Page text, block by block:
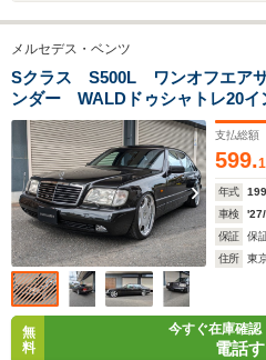
メルセデス・ベンツ
Sクラス S500L ワンオフエア
ンダー WALDドゥシャトレ20
ンクションプロデュースサンル
フマフラー EクラスFOGバン
支払総額
599.1
年式
車検
保証
保
住所
東
無
料
今すぐ在庫確認
電話